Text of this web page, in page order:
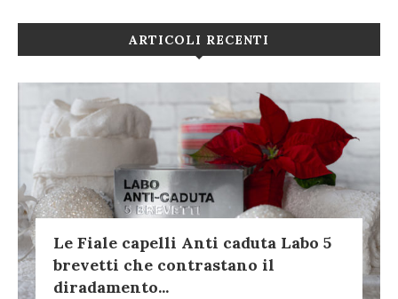
ARTICOLI RECENTI
Le Fiale capelli Anti caduta Labo 5
brevetti che contrastano il
diradamento...